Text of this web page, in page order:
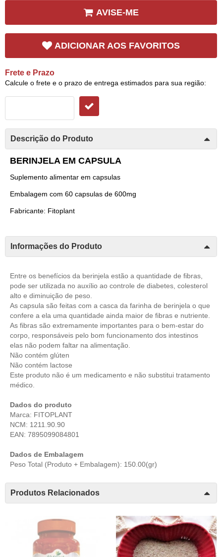
AVISE-ME
ADICIONAR AOS FAVORITOS
Frete e Prazo
Calcule o frete e o prazo de entrega estimados para sua região:
Descrição do Produto
BERINJELA EM CAPSULA
Suplemento alimentar em capsulas
Embalagem com 60 capsulas de 600mg
Fabricante: Fitoplant
Informações do Produto
Entre os benefícios da berinjela estão a quantidade de fibras,
pode ser utilizada no auxílio ao controle de diabetes, colesterol
alto e diminuição de peso.
As capsula são feitas com a casca da farinha de berinjela o que
confere a ela uma quantidade ainda maior de fibras e nutriente.
As fibras são extremamente importantes para o bem-estar do
corpo, responsáveis pelo bom funcionamento dos intestinos
elas não podem faltar na alimentação.
Não contém glúten
Não contém lactose
Este produto não é um medicamento e não substitui tratamento
médico.
Dados do produto
Marca: FITOPLANT
NCM: 1211.90.90
EAN: 7895099084801
Dados de Embalagem
Peso Total (Produto + Embalagem): 150.00(gr)
Produtos Relacionados